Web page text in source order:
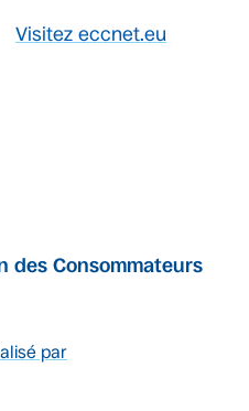
Visitez eccnet.eu
des Consommateurs
par